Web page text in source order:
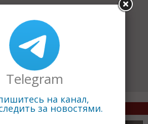
новостей
теме
Telegram
на канал,
за новостями.